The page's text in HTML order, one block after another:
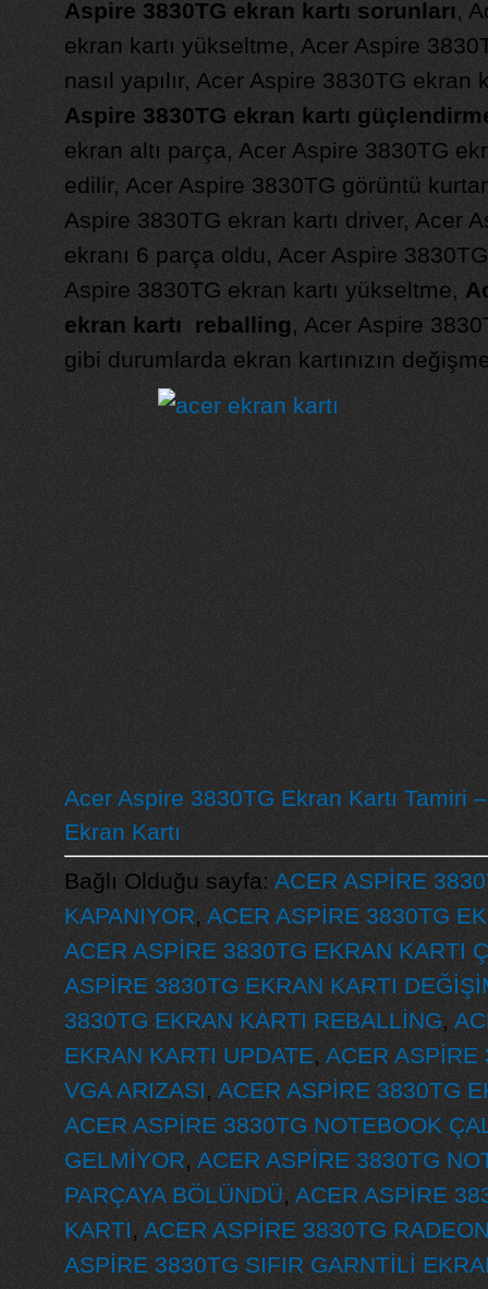
Aspire 3830TG ekran kartı sorunları,
ekran kartı yükseltme, Acer Aspire
nasıl yapılır, Acer Aspire 3830TG ekran
Aspire 3830TG ekran kartı
ekran altı parça, Acer Aspire 3830TG
edilir, Acer Aspire 3830TG görüntü
Aspire 3830TG ekran kartı driver, Acer
ekranı 6 parça oldu, Acer Aspire
Aspire 3830TG ekran kartı yükseltme,
ekran kartı reballing, Acer Aspire
gibi durumlarda ekran kartınızın
Acer Aspire 3830TG Ekran Kartı Tamiri
Ekran Kartı
Bağlı Olduğu sayfa: ACER ASPİRE
KAPANIYOR, ACER ASPİRE 3830TG
ACER ASPİRE 3830TG EKRAN KARTI
ASPİRE 3830TG EKRAN KARTI
3830TG EKRAN KARTI REBALLİNG,
EKRAN KARTI UPDATE, ACER ASPİRE
VGA ARIZASI, ACER ASPİRE 3830TG
ACER ASPİRE 3830TG NOTEBOOK
GELMİYOR, ACER ASPİRE 3830TG
PARÇAYA BÖLÜNDÜ, ACER ASPİRE
KARTI, ACER ASPİRE 3830TG
ASPİRE 3830TG SIFIR GARNTİLİ